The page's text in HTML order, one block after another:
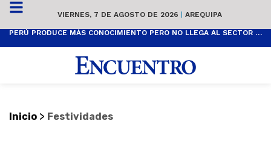
VIERNES, 7 DE AGOSTO DE 2026 | AREQUIPA
PERÚ PRODUCE MÁS CONOCIMIENTO PERO NO LLEGA AL SECTOR PRODUCTIVO
Inicio > Festividades